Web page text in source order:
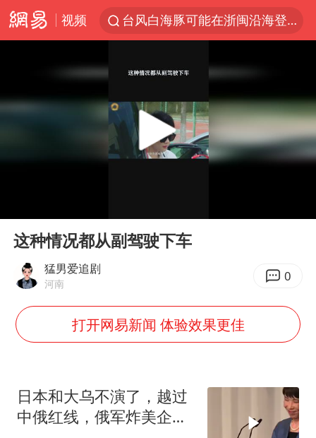
视频
台风白海豚可能在浙闽沿海登陆
台风白海豚影响中国已成定局
80后女柜员逆袭成4200亿银行副行长
金饰克价大幅跳涨
狄龙7300万提前续约值不值
龚宝冬烈士安葬仪式举行
“梅姨”准确年龄仍未知
新华社权威快报|我国编制完成新版全月地质图
号召领导带头休假 是大家不想休吗
中国五箭齐发反制美国
Play
这种情况都从副驾驶下车
猛男爱追剧
河南 0
打开网易新闻 体验效果更佳
日本和大乌不演了，越过
中俄红线，俄军炸美企就